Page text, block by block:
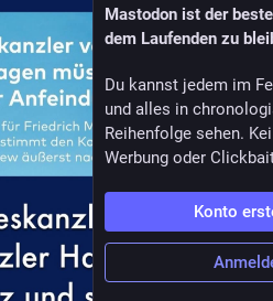
Mastodon ist der
dem Laufenden zu
Du kannst jedem im
und alles in
Reihenfolge sehen.
Werbung oder
Konto